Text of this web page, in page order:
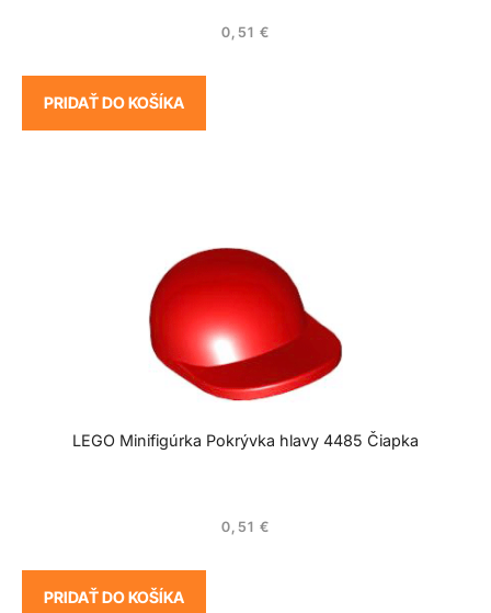
0,51 €
PRIDAŤ DO KOŠÍKA
LEGO Minifigúrka Pokrývka hlavy 4485 Čiapka
0,51 €
PRIDAŤ DO KOŠÍKA